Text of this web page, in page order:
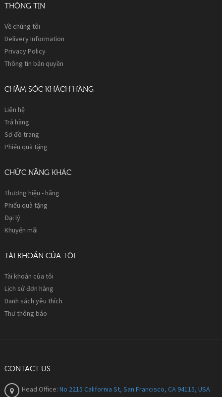
THÔNG TIN
Về chúng tôi
Delivery Information
Privacy Policy
Thông tin bản quyền
CHĂM SÓC KHÁCH HÀNG
Liên hệ
Trả hàng
Sơ đồ trang
Phiếu quà tặng
CHỨC NĂNG KHÁC
Thương hiệu - hãng
Phiếu quà tặng
Đại lý
Khuyến mãi
TÀI KHOẢN CỦA TÔI
Tài khoản của tôi
Lịch sử đơn hàng
Danh sách yêu thích
Thư thông báo
CONTACT US
Head Office: No 2215 California St, San Francisco, CA 94115, USA